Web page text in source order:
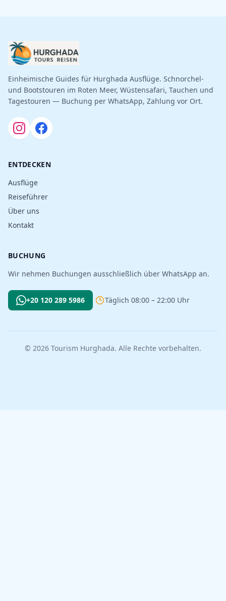
Einheimische Guides für Hurghada Ausflüge. Schnorchel-
und Bootstouren im Roten Meer, Wüstensafari, Tauchen und
Tagestouren — Buchung per WhatsApp, Zahlung vor Ort.
ENTDECKEN
Ausflüge
Reiseführer
Über uns
Kontakt
BUCHUNG
Wir nehmen Buchungen ausschließlich über WhatsApp an.
+20 120 289 5986 Täglich 08:00 – 22:00 Uhr
© 2026 Tourism Hurghada. Alle Rechte vorbehalten.